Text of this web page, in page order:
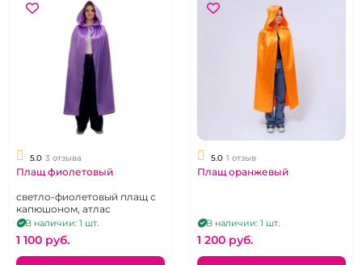
5.0 3 отзыва
Плащ фиолетовый
светло-фиолетовый плащ с
капюшоном, атлас
В наличии: 1 шт.
1 100 pуб.
5.0 1 отзыв
Плащ оранжевый
В наличии: 1 шт.
1 200 pуб.